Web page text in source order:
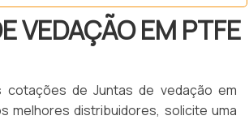
VEDAÇÃO EM PTFE
cotações de Juntas de vedação em
melhores distribuidores, solicite uma